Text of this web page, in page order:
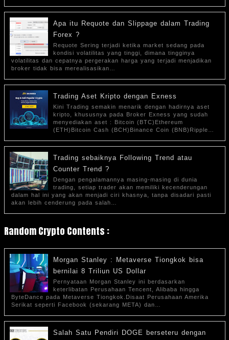
Apa itu Requote dan Slippage dalam Trading
Forex ?
Requote Sering terjadi ketika market sedang pada
kondisi volatilitas yang tinggi, dimana tingginya
volatilitas dan cepatnya pergerakan harga yang terjadi menjadikan
broker tidak bisa merealisasikan…
Trading Aset Kripto dengan Exness
Kini Trading semakin menarik dengan hadirnya aset
kripto, khususnya pada Broker Exness yang sudah
menyediakan aset : Bitcoin (BTC)Ethereum
(ETH)Bitcoin Cash (BCH)Binance Coin (BNB)Ripple…
Trading sebaiknya Following Trend atau
Counter Trend ?
Dengan pengalamannya masing-masing di dunia
trading, setiap trader akan memiliki kecenderungan
dalam hal ini yang akan menjadi ciri khasnya, tanpa disadari pasti
akan lebih cenderung pada salah…
Random Crypto Contents :
Morgan Stanley : Metaverse Tiongkok bisa
bernilai 8 Triliun US Dollar
Pernyataan Morgan Stanley ini berdasarkan
keterlibatan Perusahaan Tencent, Alibaba hingga
ByteDance pada Metaverse Tiongkok.Disaat Perusahaan Amerika
Serikat seperti Facebook (sekarang META) dan…
Salah Satu Pendiri DOGE berseteru dengan